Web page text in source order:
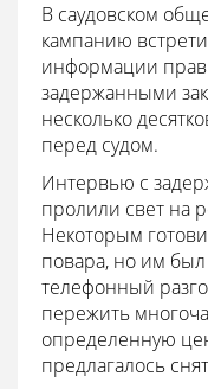
В саудовском
кампанию
информации
задержанными
несколько
перед судом.
Интервью с
пролили свет на
Некоторым
повара, но им
телефонный
пережить
определенную
предлагалось